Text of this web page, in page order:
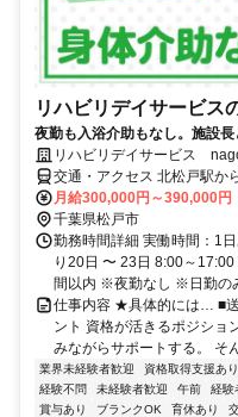
リハビリデイサービス
夜勤も入浴介助もなし。施設
リハビリデイサービス
交通・アクセス 北松戸駅か
月給300,000円～390,000円
千葉県松戸市
勤務時間詳細 実働時間：1
り20日 〜 23日 8:00～
間以内 ※夜勤なし ※日勤の
仕事内容 ★具体的には… ■
ント 資格が活きるポジショ
みながらサポートする。 そ
業界未経験者歓迎 資格取得支援あり
経験不問
未経験者歓迎 午前 経験
賞与あり
ブランクOK 育休あり